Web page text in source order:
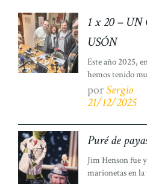
o «Allegro non troppo», una
transalpina a «Fantasía» de
mejores colaboradores de […]
1 x 20 – UN
USÓN
Este año 2025,
hemos tenido
personas
una pizca de
conversado con
Festival
que esperamos
del […]
porSergio
21/12/2025
Puré de
Jim Henson fue
marionetas en